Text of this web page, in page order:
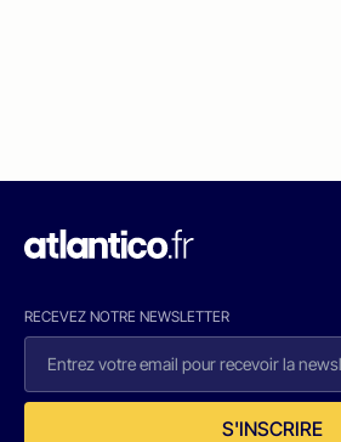
RECEVEZ NOTRE NEWSLETTER
S'INSCRIRE